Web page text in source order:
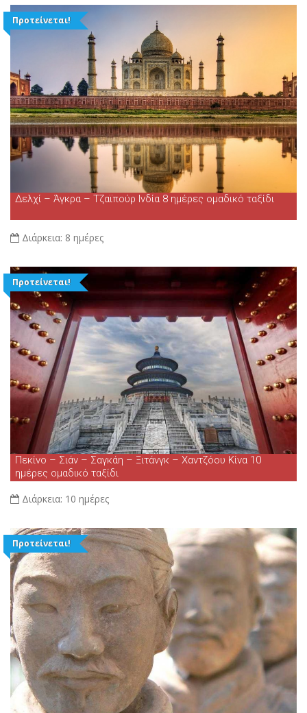
Προτείνεται!
Δελχί – Άγκρα – Τζαϊπούρ Ινδία 8 ημέρες ομαδικό ταξίδι
Διάρκεια: 8 ημέρες
Προτείνεται!
Πεκίνο – Σιάν – Σαγκάη – Ξιτάνγκ – Χαντζόου Κίνα 10
ημέρες ομαδικό ταξίδι
Διάρκεια: 10 ημέρες
Προτείνεται!